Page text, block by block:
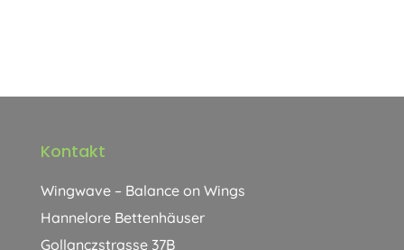
Kontakt
Wingwave – Balance on Wings
Hannelore Bettenhäuser
Gollanczstrasse 37B